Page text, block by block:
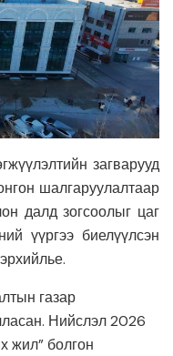
загварууд
шалгаруулалтаар
далд зогсоолыг цаг
үүргээ биелүүлсэн
газар
Нийслэл 2026
жил” болгон